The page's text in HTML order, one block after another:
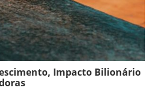
Impacto Bilionário